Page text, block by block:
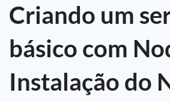
Criando um
básico com
Instalação do